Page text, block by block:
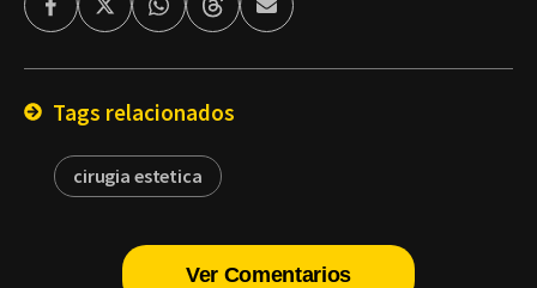
FacebookTwitterWhatsappThreadsEnviar
por
Tags relacionados
cirugia estetica
Ver Comentarios